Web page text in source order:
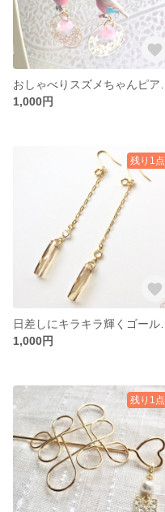
1,000円
残り1点
1,000円
残り1点